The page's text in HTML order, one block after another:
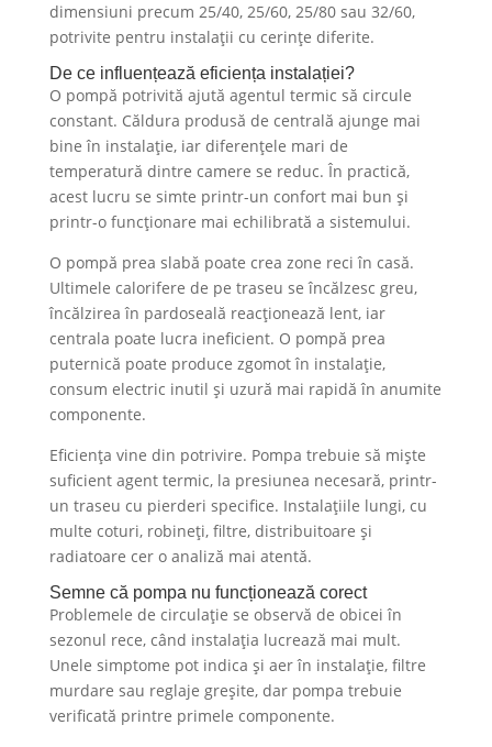
dimensiuni precum 25/40, 25/60, 25/80 sau 32/60,
potrivite pentru instalații cu cerințe diferite.
De ce influențează eficiența instalației?
O pompă potrivită ajută agentul termic să circule
constant. Căldura produsă de centrală ajunge mai
bine în instalație, iar diferențele mari de
temperatură dintre camere se reduc. În practică,
acest lucru se simte printr-un confort mai bun și
printr-o funcționare mai echilibrată a sistemului.
O pompă prea slabă poate crea zone reci în casă.
Ultimele calorifere de pe traseu se încălzesc greu,
încălzirea în pardoseală reacționează lent, iar
centrala poate lucra ineficient. O pompă prea
puternică poate produce zgomot în instalație,
consum electric inutil și uzură mai rapidă în anumite
componente.
Eficiența vine din potrivire. Pompa trebuie să miște
suficient agent termic, la presiunea necesară, printr-
un traseu cu pierderi specifice. Instalațiile lungi, cu
multe coturi, robineți, filtre, distribuitoare și
radiatoare cer o analiză mai atentă.
Semne că pompa nu funcționează corect
Problemele de circulație se observă de obicei în
sezonul rece, când instalația lucrează mai mult.
Unele simptome pot indica și aer în instalație, filtre
murdare sau reglaje greșite, dar pompa trebuie
verificată printre primele componente.